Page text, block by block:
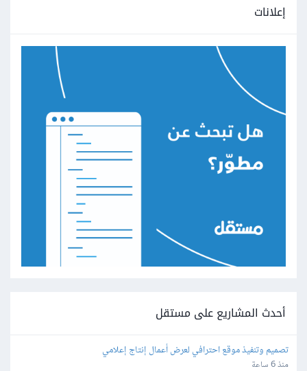
إعلانات
أحدث المشاريع على مستقل
تصميم وتنفيذ موقع احترافي لعرض أعمال إنتاج إعلامي
منذ 6 ساعة